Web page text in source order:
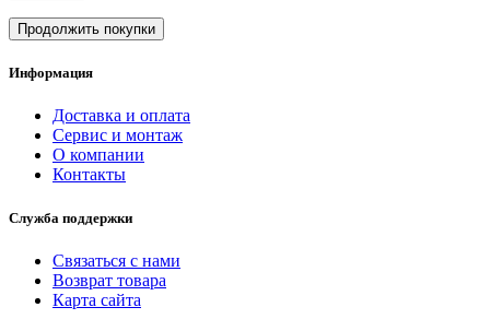
Продолжить покупки
Информация
Доставка и оплата
Сервис и монтаж
О компании
Контакты
Служба поддержки
Связаться с нами
Возврат товара
Карта сайта